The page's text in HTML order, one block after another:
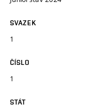
SVAZEK
1
ČÍSLO
1
STÁT